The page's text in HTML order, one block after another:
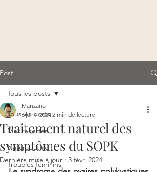
Post
Tous les posts
Mes recettes
Naturopathie
Troubles féminins
Tous les posts
Traitement naturel des
symptômes du SOPK
Manzano
6 janv. 2024 2 min de lecture
Dernière mise à jour : 3 févr. 2024